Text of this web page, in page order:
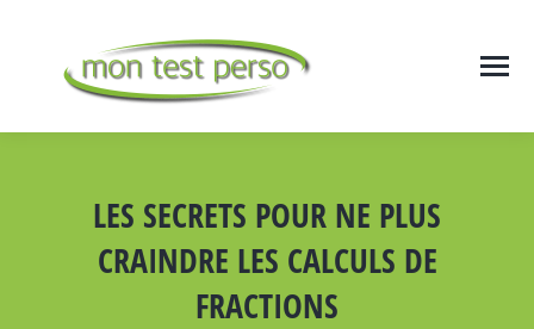
LES SECRETS POUR NE PLUS
CRAINDRE LES CALCULS DE
FRACTIONS